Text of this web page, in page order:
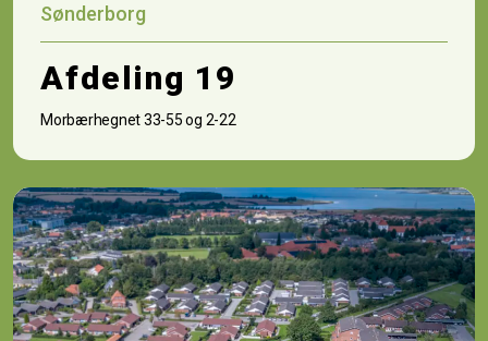
Sønderborg
Afdeling 19
Morbærhegnet 33-55 og 2-22